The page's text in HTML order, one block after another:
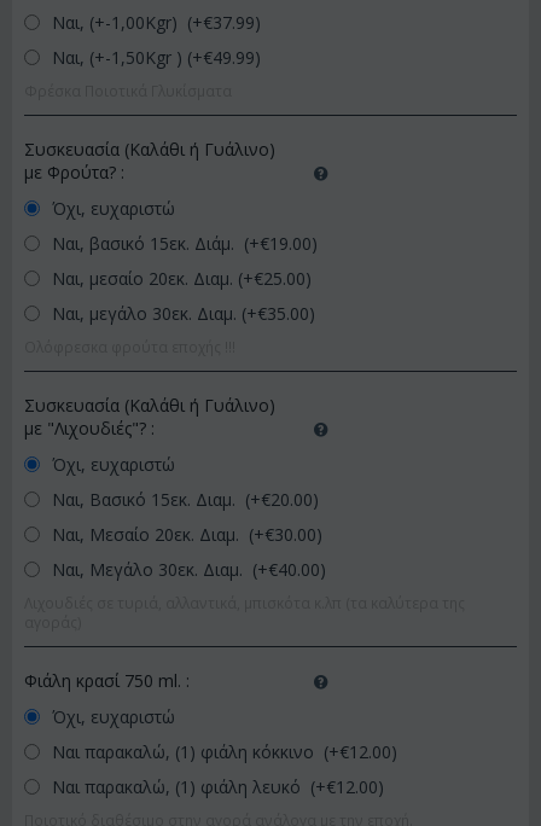
Ναι, (+-1,00Kgr) (+€37.99)
Ναι, (+-1,50Kgr ) (+€49.99)
Συσκευασία (Καλάθι ή Γυάλινο)
με Φρούτα? :
Όχι, ευχαριστώ
Ναι, βασικό 15εκ. Διάμ. (+€19.00)
Ναι, μεσαίο 20εκ. Διαμ. (+€25.00)
Ναι, μεγάλο 30εκ. Διαμ. (+€35.00)
Συσκευασία (Καλάθι ή Γυάλινο)
με "Λιχουδιές"? :
Όχι, ευχαριστώ
Ναι, Βασικό 15εκ. Διαμ. (+€20.00)
Ναι, Μεσαίο 20εκ. Διαμ. (+€30.00)
Ναι, Μεγάλο 30εκ. Διαμ. (+€40.00)
Φιάλη κρασί 750 ml. :
Όχι, ευχαριστώ
Ναι παρακαλώ, (1) φιάλη κόκκινο (+€12.00)
Ναι παρακαλώ, (1) φιάλη λευκό (+€12.00)